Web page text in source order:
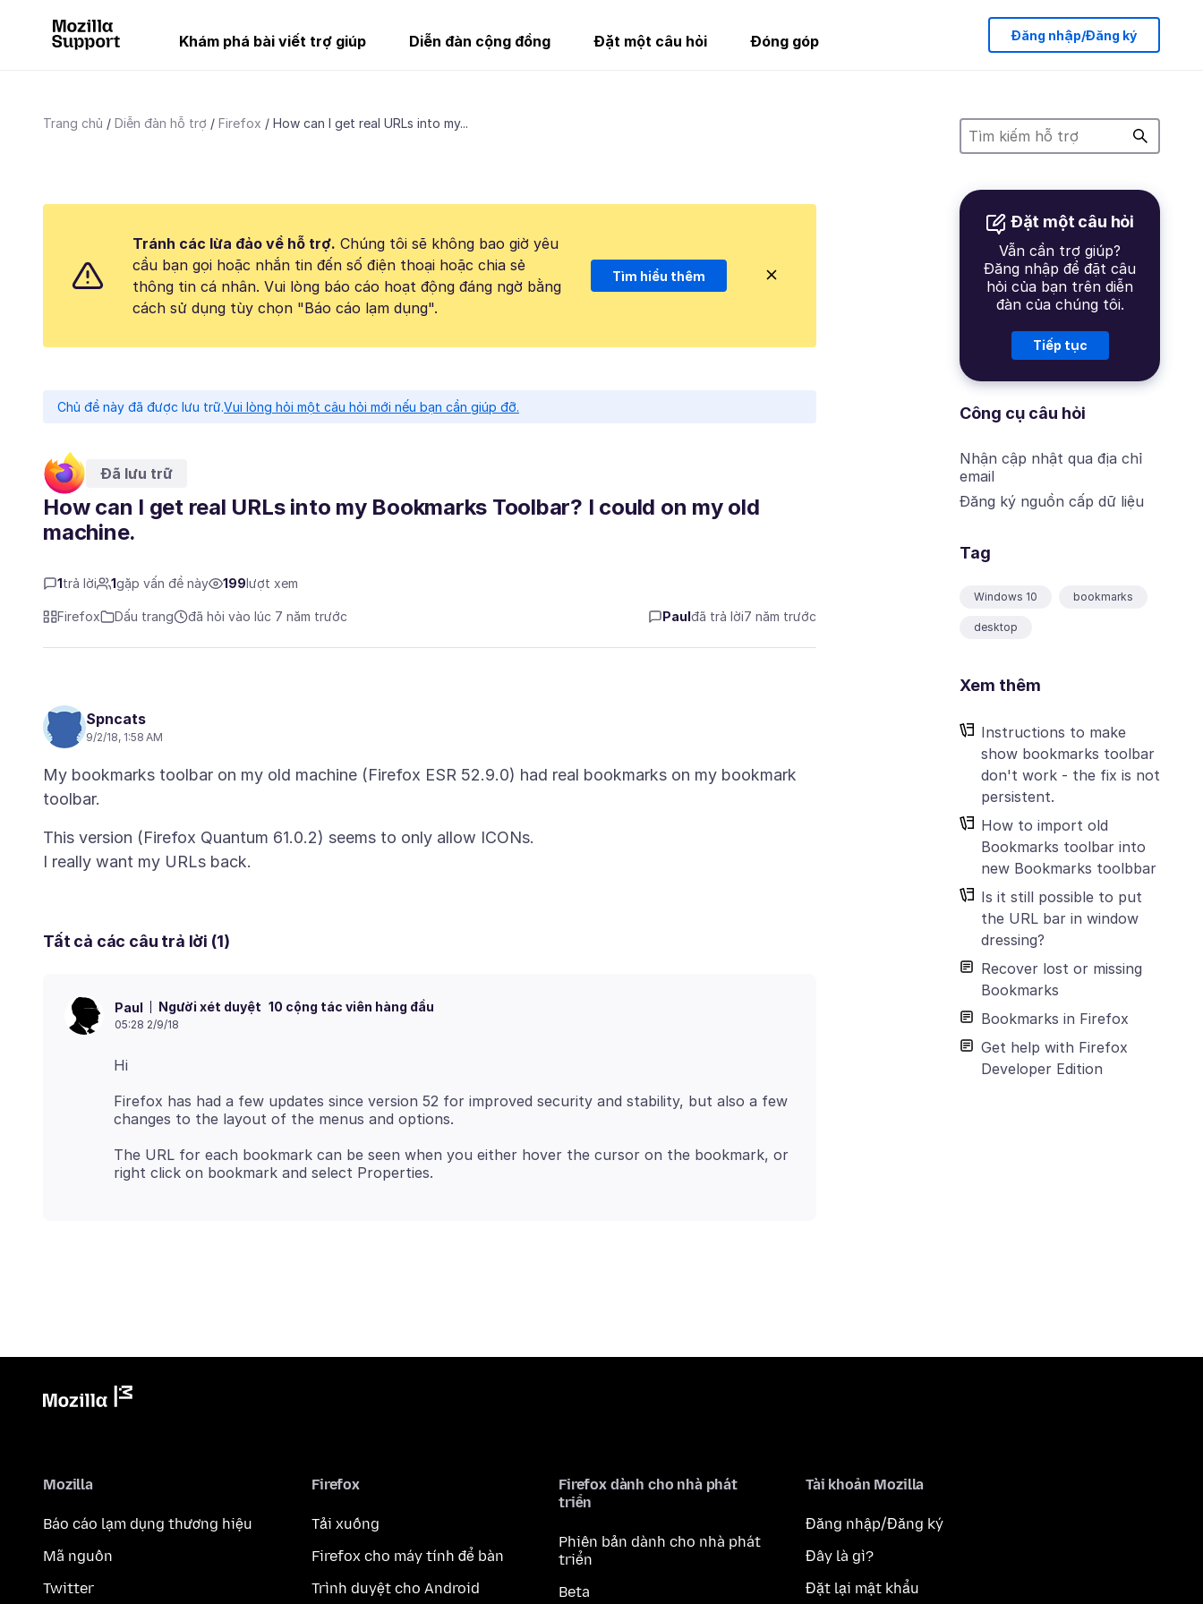
Khám phá bài viết trợ giúp Diễn đàn cộng đồng Đặt một câu hỏi Đóng góp Đăng nhập/Đăng ký
Trang chủ Diễn đàn hỗ trợ Firefox How can I get real URLs into my...
Đặt một câu hỏi
Vẫn cần trợ giúp?
Đăng nhập để đặt câu
hỏi của bạn trên diễn
đàn của chúng tôi.
Tiếp tục
Công cụ câu hỏi
Nhận cập nhật qua địa chỉ
email
Đăng ký nguồn cấp dữ liệu
Tag
Windows 10 bookmarks
desktop
Xem thêm
Instructions to make
show bookmarks toolbar
don't work - the fix is not
persistent.
How to import old
Bookmarks toolbar into
new Bookmarks toolbbar
Is it still possible to put
the URL bar in window
dressing?
Recover lost or missing
Bookmarks
Bookmarks in Firefox
Get help with Firefox
Developer Edition
Tránh các lừa đảo về hỗ trợ. Chúng tôi sẽ không bao giờ yêu
cầu bạn gọi hoặc nhắn tin đến số điện thoại hoặc chia sẻ
thông tin cá nhân. Vui lòng báo cáo hoạt động đáng ngờ bằng
cách sử dụng tùy chọn "Báo cáo lạm dụng".
Tìm hiểu thêm
Chủ đề này đã được lưu trữ.Vui lòng hỏi một câu hỏi mới nếu bạn cần giúp đỡ.
Đã lưu trữ
How can I get real URLs into my Bookmarks Toolbar? I could on my old
machine.
1 trả lời 1gặp vấn đề này 199 lượt xem
Firefox Dấu trang đã hỏi vào lúc 7 năm trước Paul đã trả lời7 năm trước
Spncats
9/2/18, 1:58 AM
My bookmarks toolbar on my old machine (Firefox ESR 52.9.0) had real bookmarks on my bookmark
This version (Firefox Quantum 61.0.2) seems to only allow ICONs.
Tất cả các câu trả lời (1)
Paul Người xét duyệt 10 cộng tác viên hàng đầu
05:28 2/9/18
Firefox has had a few updates since version 52 for improved security and stability, but also a few
The URL for each bookmark can be seen when you either hover the cursor on the bookmark, or
Mozilla
Báo cáo lạm dụng thương hiệu
Mã nguồn
Twitter
Firefox
Tải xuống
Firefox cho máy tính để bàn
Trình duyệt cho Android
Firefox dành cho nhà phát
triển
Phiên bản dành cho nhà phát
triển
Beta
Tài khoản Mozilla
Đăng nhập/Đăng ký
Đây là gì?
Đặt lại mật khẩu